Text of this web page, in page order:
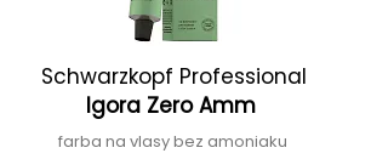
Schwarzkopf Professional
Igora Zero Amm
farba na vlasy bez amoniaku